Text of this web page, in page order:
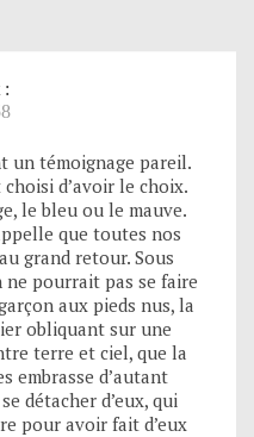
:
un témoignage pareil.
d’avoir le choix.
le bleu ou le mauve.
que toutes nos
grand retour. Sous
ne pourrait pas se faire
aux pieds nus, la
obliquant sur une
terre et ciel, que la
embrasse d’autant
détacher d’eux, qui
pour avoir fait d’eux